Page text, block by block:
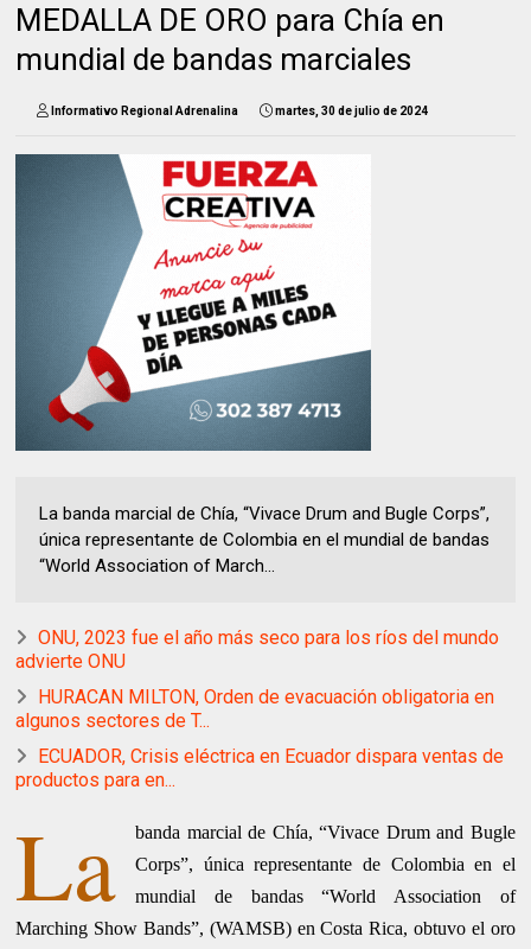
MEDALLA DE ORO para Chía en
mundial de bandas marciales
Informativo Regional Adrenalina martes, 30 de julio de 2024
La banda marcial de Chía, “Vivace Drum and Bugle Corps”,
única representante de Colombia en el mundial de bandas
“World Association of March...
ONU, 2023 fue el año más seco para los ríos del mundo
advierte ONU
HURACAN MILTON, Orden de evacuación obligatoria en
algunos sectores de T...
ECUADOR, Crisis eléctrica en Ecuador dispara ventas de
productos para en...
La
banda marcial de Chía, “Vivace Drum and Bugle
Corps”, única representante de Colombia en el
mundial de bandas “World Association of
Marching Show Bands”, (WAMSB) en Costa Rica, obtuvo el oro